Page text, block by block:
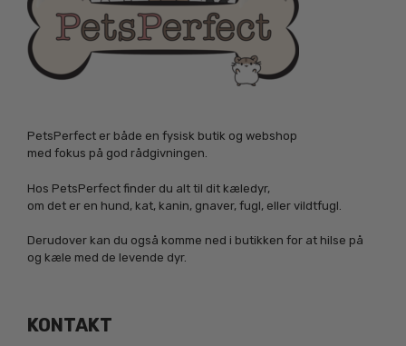
PetsPerfect er både en fysisk butik og webshop
med fokus på god rådgivningen.
Hos PetsPerfect finder du alt til dit kæledyr,
om det er en hund, kat, kanin, gnaver, fugl, eller vildtfugl.
Derudover kan du også komme ned i butikken for at hilse på
og kæle med de levende dyr.
KONTAKT